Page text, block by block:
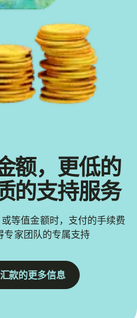
额，更低的
的支持服务
等值金额时，支付的手续费
专家团队的专属支持
款的更多信息